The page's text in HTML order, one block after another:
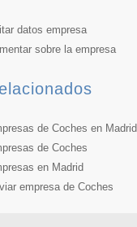
datos empresa
sobre la empresa
de Coches en Madrid
de Coches
en Madrid
empresa de Coches